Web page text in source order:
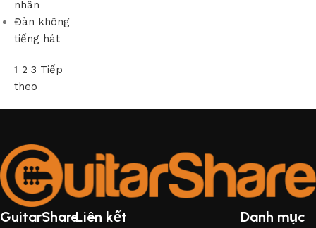
nhân
Đàn không
tiếng hát
1 2 3 Tiếp
theo
GuitarShareLiên kết Danh mục